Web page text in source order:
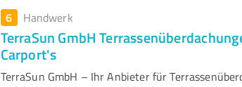
6 Handwerk
TerraSun GmbH
Carport's
TerraSun GmbH – Ihr Anbieter für